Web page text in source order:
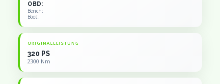
OBD:
Bench:
Boot:
ORIGINALLEISTUNG
320 PS
2300 Nm